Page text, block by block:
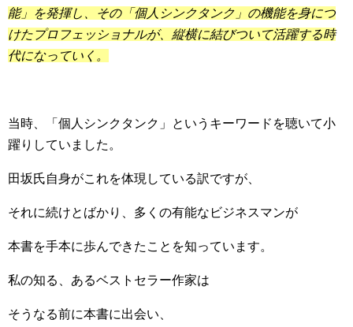
能」を発揮し、その「個人シンクタンク」の機能を身につ
けたプロフェッショナルが、縦横に結びついて活躍する時
代になっていく。
当時、「個人シンクタンク」というキーワードを聴いて小
躍りしていました。
田坂氏自身がこれを体現している訳ですが、
それに続けとばかり、多くの有能なビジネスマンが
本書を手本に歩んできたことを知っています。
私の知る、あるベストセラー作家は
そうなる前に本書に出会い、